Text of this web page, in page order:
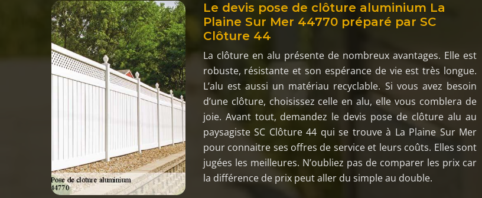
Le devis pose de clôture aluminium La
Plaine Sur Mer 44770 préparé par SC
Clôture 44
La clôture en alu présente de nombreux avantages. Elle est
robuste, résistante et son espérance de vie est très longue.
L’alu est aussi un matériau recyclable. Si vous avez besoin
d’une clôture, choisissez celle en alu, elle vous comblera de
joie. Avant tout, demandez le devis pose de clôture alu au
paysagiste SC Clôture 44 qui se trouve à La Plaine Sur Mer
pour connaitre ses offres de service et leurs coûts. Elles sont
jugées les meilleures. N’oubliez pas de comparer les prix car
la différence de prix peut aller du simple au double.